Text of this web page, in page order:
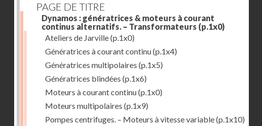
PAGE DE TITRE
Dynamos : génératrices & moteurs à courant
continus alternatifs. – Transformateurs (p.1x0)
Ateliers de Jarville(p.1x0)
Génératrices à courant continu(p.1x4)
Génératrices multipolaires (p.1x5)
Génératrices blindées (p.1x6)
Moteurs à courant continu(p.1x0)
Moteurs multipolaires (p.1x9)
Pompes centrifuges. – Moteurs à vitesse variable(p.1x10)